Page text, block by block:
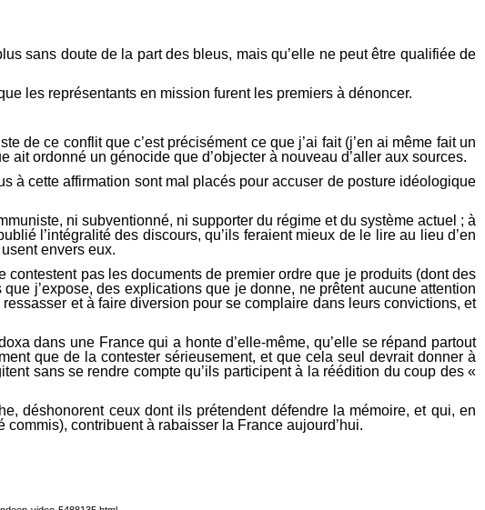
sans doute de la part des bleus, mais qu’elle ne peut être qualifiée de
les représentants en mission furent les premiers à dénoncer.
de ce conflit que c’est précisément ce que j’ai fait (j’en ai même fait un
ait ordonné un génocide que d’objecter à nouveau d’aller aux sources.
à cette affirmation sont mal placés pour accuser de posture idéologique
ni subventionné, ni supporter du régime et du système actuel ; à
l’intégralité des discours, qu’ils feraient mieux de le lire au lieu d’en
envers eux.
contestent pas les documents de premier ordre que je produits (dont des
j’expose, des explications que je donne, ne prêtent aucune attention
et à faire diversion pour se complaire dans leurs convictions, et
dans une France qui a honte d’elle-même, qu’elle se répand partout
que de la contester sérieusement, et que cela seul devrait donner à
sans se rendre compte qu’ils participent à la réédition du coup des «
déshonorent ceux dont ils prétendent défendre la mémoire, et qui, en
commis), contribuent à rabaisser la France aujourd’hui.